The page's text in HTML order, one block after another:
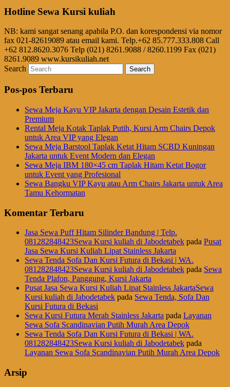
Hotline Sewa Kursi kuliah
NB: kami sangat senang apabila P.O. dan korespondensi via nomor
fax 021-82619089 atau email kami. Telp.+62 85.777.333.808 Call
+62 812.8620.3076 Telp (021) 8261.9088 / 8260.1199 Fax (021)
8261.9089 www.kursikuliah.net
Search
Pos-pos Terbaru
Sewa Meja Kayu VIP Jakarta dengan Desain Estetik dan
Premium
Rental Meja Kotak Taplak Putih, Kursi Arm Chairs Depok
untuk Area VIP yang Elegan
Sewa Meja Barstool Taplak Ketat Hitam SCBD Kuningan
Jakarta untuk Event Modern dan Elegan
Sewa Meja IBM 180×45 cm Taplak Hitam Ketat Bogor
untuk Event yang Profesional
Sewa Bangku VIP Kayu atau Arm Chairs Jakarta untuk Area
Tamu Kehormatan
Komentar Terbaru
Jasa Sewa Puff Hitam Silinder Bandung | Telp.
081282848423Sewa Kursi kuliah di Jabodetabek pada Pusat
Jasa Sewa Kursi Kuliah Lipat Stainless Jakarta
Sewa Tenda Sofa Dan Kursi Futura di Bekasi | WA.
081282848423Sewa Kursi kuliah di Jabodetabek pada Sewa
Tenda Plafon, Panggung, Kursi Jakarta
Pusat Jasa Sewa Kursi Kuliah Lipat Stainless JakartaSewa
Kursi kuliah di Jabodetabek pada Sewa Tenda, Sofa Dan
Kursi Futura di Bekasi
Sewa Kursi Futura Merah Stainless Jakarta pada Layanan
Sewa Sofa Scandinavian Putih Murah Area Depok
Sewa Tenda Sofa Dan Kursi Futura di Bekasi | WA.
081282848423Sewa Kursi kuliah di Jabodetabek pada
Layanan Sewa Sofa Scandinavian Putih Murah Area Depok
Arsip